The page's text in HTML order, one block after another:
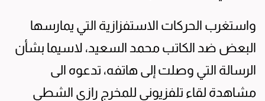
واستغرب الحركات الاستفزازية التي يمارسها
البعض ضد الكاتب محمد السعيد، لاسيما بشأن
الرسالة التي وصلت إلى هاتفه، تدعوه الى
مشاهدة لقاء تلفزيوني للمخرج رازي الشطي